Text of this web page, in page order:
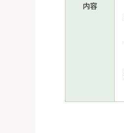
内容